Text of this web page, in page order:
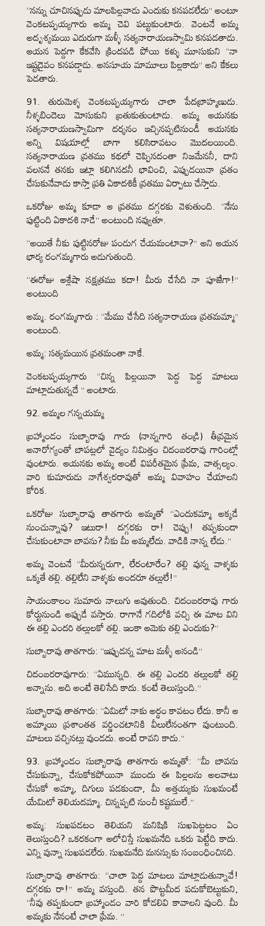
“నన్ను చూచినప్పుడు మాలపిల్లవాడు ఎందుకు కనపడలేదు” అంటూ
వెంకటప్పయ్యగారు అమ్మ చెవి పట్టుకుంటారు. వెంటనే అమ్మ
అదృశ్యమయి ఎదురుగా మళ్ళీ సత్యనారాయణస్వామి కనపడతాడు.
ఆయన పెద్దగా కేకవేసి క్రిందపడి పోయి కళ్ళు మూసుకుని “నా
ఇష్టదైవం కనపడ్డాడు. అనసూయ మామూలు పిల్లకాదు” అని కేకలు
పెడతారు.
91. తురుమెళ్ళ వెంకటప్పయ్యగారు చాలా పేదబ్రాహ్మణుడు.
నీళ్ళబిందెలు మోసుకుని బ్రతుకుతుంటాడు. అమ్మ ఆయనకు
సత్యనారాయణస్వామిగా దర్శనం ఇచ్చినప్పటినుండీ ఆయనకు
అన్ని విషయాల్లో బాగా కలిసిరావటం మొదలయింది.
సత్యనారాయణ వ్రతము కథలో చెప్పినదంతా నిజమేననీ, దాని
వలననే తనకు ఇట్లా కలిగినదనీ భావించి, ఎప్పుడయినా వ్రతం
చేసుకునేవాడు కాస్తా ప్రతి ఏకాదశికీ వ్రతము ఏర్పాటు చేస్తాడు.
ఒకరోజు అమ్మ కూడా ఆ వ్రతము దగ్గరకు వెళుతుంది. “నేను
పుట్టింది ఏకాదశి నాడే” అంటుంది నవ్వుతూ.
“అయితే నీకు పుట్టినరోజు పండుగ చేయమంటావా?” అని ఆయన
భార్య రంగమ్మగారు అడుగుతుంది.
“ఈరోజు ఆశ్లేషా నక్షత్రము కదా! మీరు చేసేది నా పూజేగా!”
అంటుంది
అమ్మ. రంగమ్మగారు : “మేము చేసేది సత్యనారాయణ వ్రతమమ్మా”
అంటుంది.
అమ్మ: సత్యమయిన వ్రతమంతా నాకే.
వెంకటప్పయ్యగారు “చిన్న పిల్లయినా పెద్ద పెద్ద మాటలు
మాట్లాడుతున్నదే ” అంటారు.
92. అమ్మల గన్నయమ్మ
బ్రహ్మాండం సుబ్బారావు గారు (నాన్నగారి తండ్రి) తీవ్రమైన
అనారోగ్యంతో బాపట్లలో వైద్యం నిమిత్తం చిదంబరరావు గారింట్లో
వుంటారు. ఆయనకు అమ్మ అంటే విపరీతమైన ప్రేమ, వాత్సల్యం.
వారి కుమారుడు నాగేశ్వరరావుతో అమ్మ వివాహం చేయాలని
కోరిక.
ఒకరోజు సుబ్బారావు తాతగారు అమ్మతో “ఎందుకమ్మా అక్కడే
నుంచున్నావు? ఇటురా! దగ్గరకు రా! చెప్పు! తప్పకుండా
చేసుకుంటావా బావను? నీకు మీ అమ్మలేదు. వాడికి నాన్న లేడు.”
అమ్మ వెంటనే “మీరున్నరుగా, లేరంటారేం? తల్లి వున్న వాళ్ళకు
ఒక్కతే తల్లి. తల్లిలేని వాళ్ళకు అందరూ తల్లులే!”
సాయంకాలం సుమారు నాలుగు అవుతుంది. చిదంబరరావు గారు
కోర్టునుండి అప్పుడే వస్తారు. రాగానే గదిలోకి వచ్చి ఈ మాట విని
ఈ తల్లి ఎందరి తల్లులకో తల్లి. ఇంకా ఆమెకు తల్లి ఎందుకు?”
సుబ్బారావు తాతగారు: “ఇప్పుడన్న మాట మళ్ళీ అనండి”
చిదంబరరావుగారు: “ఏమున్నది. ఈ తల్లి ఎందరి తల్లులకో తల్లి
అన్నాను. అది అంటే తెలిసేది కాదు. కంటే తెలుస్తుంది.”
సుబ్బారావు తాతగారు: “ఏమిటో నాకు అర్థం కావటం లేదు. కానీ ఆ
అమ్మాయి ప్రశాంతత వర్ణించటానికి వీలులేనంతగా వుంటుంది.
మాటలు వచ్చినట్లు వుండదు. అంటే రావని కాదు.”
93. బ్రహ్మాండం సుబ్బారావు తాతగారు అమ్మతో: “మీ బావను
చేసుకున్నా, చేసుకోకపోయినా ముందు ఈ పిల్లలను అలవాటు
చేసుకో అమ్మా, దిగులు పడకుండా, మీ అత్తయ్యకు సుఖమంటే
యేమిటో తెలియదమ్మా. చిన్నప్పటి నుంచీ కష్టములే.”
అమ్మ: సుఖపడటం తెలియని మనిషికి సుఖపెట్టటం ఏం
తెలుస్తుంది? ఒకరకంగా ఆలోచిస్తే సుఖమనేది ఒకరు పెట్టేది కాదు.
ఎన్ని వున్నా సుఖపడలేరు. సుఖమనేది మనస్సుకు సంబంధించినది.
సుబ్బారావు తాతగారు: “చాలా పెద్ద మాటలు మాట్లాడుతున్నావే!
దగ్గరకు రా!” అమ్మ వస్తుంది. తన పొట్టమీద పడుకోబెట్టుకుని,
“నీవు తప్పకుండా బ్రహ్మాండం వారి కోడలివి కావాలని వుంది. మీ
అమ్మకు నేనంటే చాలా ప్రేమ. ”